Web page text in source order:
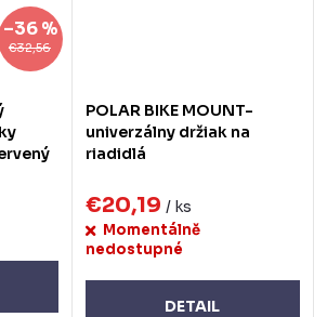
€32,56
–36 %
POLAR BIKE MOUNT-
univerzálny držiak na
riadidlá
€20,19 / ks
Momentálně
nedostupné
DETAIL